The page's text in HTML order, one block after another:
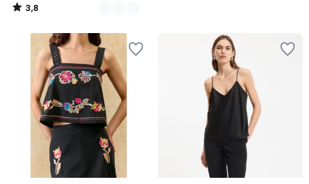
3,8
/